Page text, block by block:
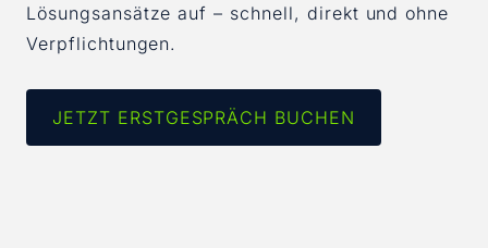
Lösungsansätze auf – schnell, direkt und ohne
Verpflichtungen.
JETZT ERSTGESPRÄCH BUCHEN